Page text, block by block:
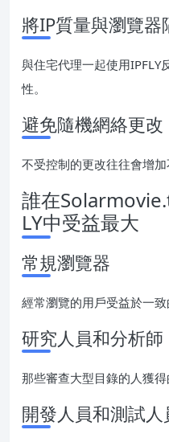
將IP質量與瀏覽器
與住宅代理一起使用IPFLY
性。
避免隨機網絡更改
不受控制的更改往往會增加
誰在
LY中受益最大
常規瀏覽器
經常瀏覽的用戶受益於一致
研究人員和分析師
那些審查大型目錄的人獲得
開發人員和測試人